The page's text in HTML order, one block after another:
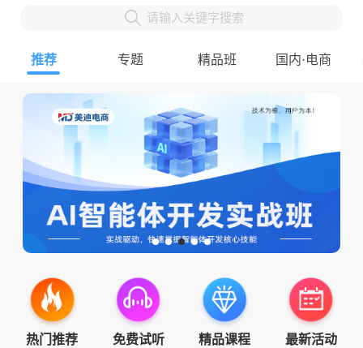
请输入关键字搜索
推荐 专题 精品班 国内·电商
热门推荐 免费试听 精品课程 最新活动